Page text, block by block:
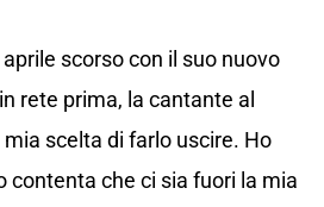
scorso con il suo nuovo
rete prima, la cantante al
scelta di farlo uscire. Ho
contenta che ci sia fuori la mia